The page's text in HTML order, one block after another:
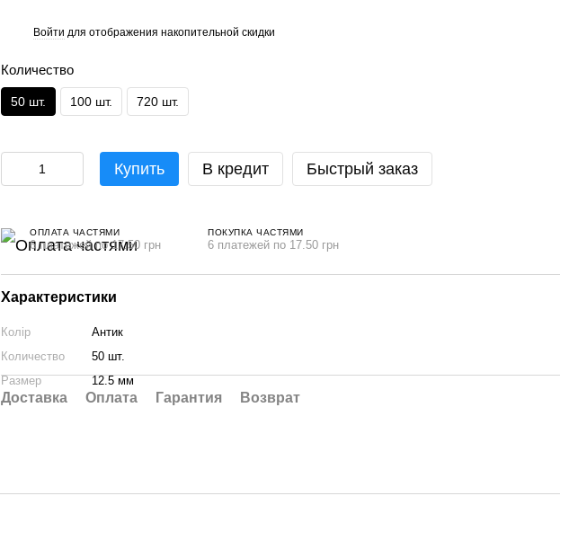
Войти для отображения накопительной скидки
Количество
50 шт. 100 шт. 720 шт.
Купить В кредит Быстрый заказ
ОПЛАТА ЧАСТЯМИ
6 платежей по 17.50 грн
ПОКУПКА ЧАСТЯМИ
6 платежей по 17.50 грн
Характеристики
Колір
Антик
Количество
50 шт.
Размер
12.5 мм
Доставка Оплата Гарантия Возврат